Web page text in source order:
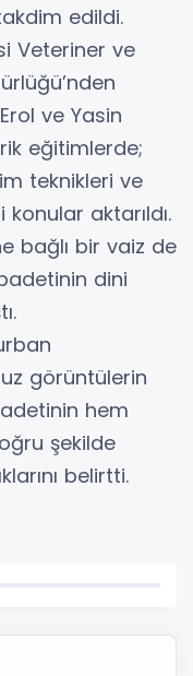
edildi.
Veteriner ve
ve Yasin
eğitimlerde;
teknikleri ve
aktarıldı.
bağlı bir vaiz de
dini
görüntülerin
hem
şekilde
belirtti.